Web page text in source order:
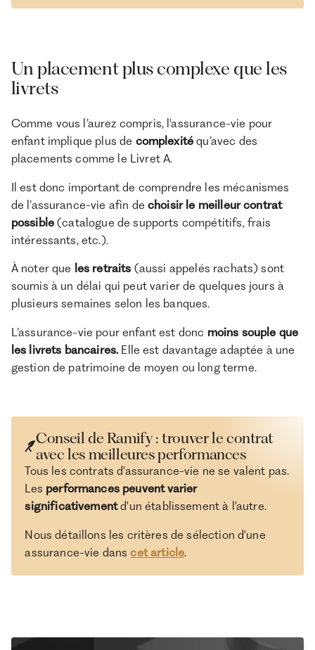
Un placement plus complexe que les
livrets
Comme vous l’aurez compris, l'assurance-vie pour
enfant implique plus de complexitéqu’avec des
placements comme le Livret A.
Il est donc important de comprendre les mécanismes
de l’assurance-vie afin de choisir le meilleur contrat
possible(catalogue de supports compétitifs, frais
intéressants, etc.).
À noter que les retraits (aussi appelés rachats) sont
soumis à un délai qui peut varier de quelques jours à
plusieurs semaines selon les banques.
L’assurance-vie pour enfant est donc moins souple que
les livrets bancaires. Elle est davantage adaptée à une
gestion de patrimoine de moyen ou long terme.
Conseil de Ramify : trouver le contrat
avec les meilleures performances
Tous les contrats d'assurance-vie ne se valent pas.
Les performances peuvent varier
significativementd'un établissement à l'autre.
Nous détaillons les critères de sélection d'une
assurance-vie danscet article.